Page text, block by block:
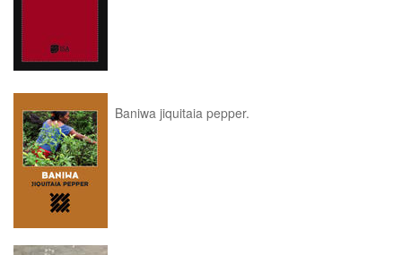
Baniwa jiquitaia pepper.